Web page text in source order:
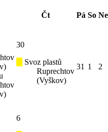
Čt Pá So Ne
30
Svoz plastů
Ruprechtov
(Vyškov)
31 1 2
6